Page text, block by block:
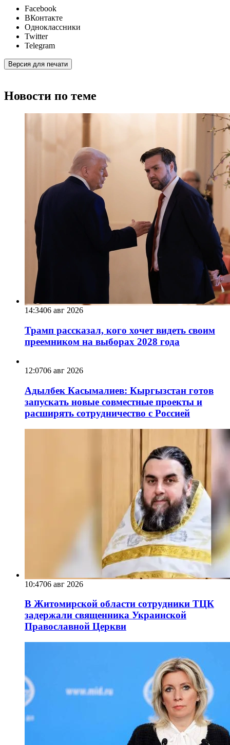
Facebook
ВКонтакте
Одноклассники
Twitter
Telegram
Версия для печати
Новости по теме
14:3406 авг 2026
Трамп рассказал, кого хочет видеть своим
преемником на выборах 2028 года
12:0706 авг 2026
Адылбек Касымалиев: Кыргызстан готов
запускать новые совместные проекты и
расширять сотрудничество с Россией
10:4706 авг 2026
В Житомирской области сотрудники ТЦК
задержали священника Украинской
Православной Церкви